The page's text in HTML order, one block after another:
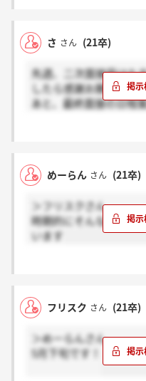
さ さん (21卒)
先週、二次面接受けた
したら感謝お願いしま
あと、最終面接の日程
めーらん さん (21卒)
＞フリスクさん
時期的にそんなに変わ
います
フリスク さん (21卒)
＞めーらんさん
5月下旬です！